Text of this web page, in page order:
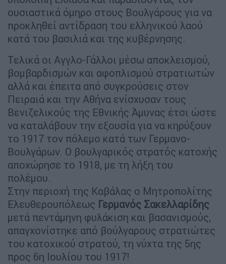
ουσιαστικά όμηρο στους Βουλγάρους για να
προκληθεί αντίδραση του ελληνικού λαού
κατά του βασιλιά και της κυβέρνησης.
Τελικά οι Αγγλο-Γάλλοι μέσω αποκλεισμού,
βομβαρδισμών και αφοπλισμού στρατιωτών
αλλά και έπειτα από συγκρούσεις στον
Πειραιά και την Αθήνα ενίσχυσαν τους
Βενιζελικούς της Εθνικής Άμυνας έτσι ώστε
να καταλάβουν την εξουσία για να κηρύξουν
το 1917 τον πόλεμο κατά των Γερμανο-
Βουλγάρων. Ο βουλγαρικός στρατός κατοχής
αποχώρησε το 1918, με τη λήξη του
πολέμου.
Στην περιοχή της Καβάλας ο Μητροπολίτης
Ελευθερουπόλεως Γερμανός Σακελλαρίδης
μετά πεντάμηνη φυλάκιση και βασανισμούς,
απαγχονίστηκε από βούλγαρους στρατιώτες
του κατοχικού στρατού, τη νύχτα της 5ης
προς 6η Ιουλίου του 1917!